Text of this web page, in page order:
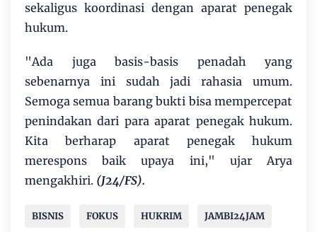
sekaligus koordinasi dengan aparat penegak
hukum.
"Ada juga basis-basis penadah yang
sebenarnya ini sudah jadi rahasia umum.
Semoga semua barang bukti bisa mempercepat
penindakan dari para aparat penegak hukum.
Kita berharap aparat penegak hukum
merespons baik upaya ini," ujar Arya
mengakhiri. (J24/FS).
BISNIS FOKUS HUKRIM JAMBI24JAM